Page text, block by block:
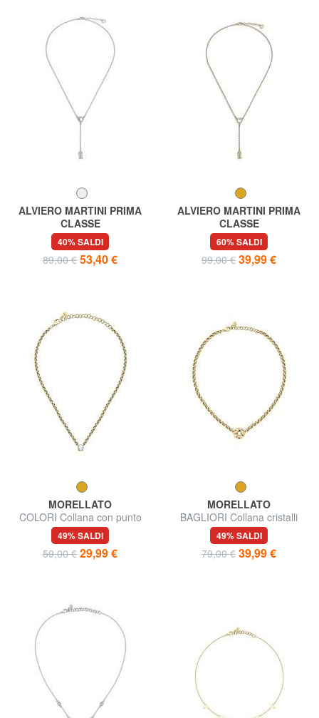
ALVIERO MARTINI PRIMA
CLASSE
BROADWAY Collana con
charm logo e zirconi
40% SALDI
89,00 € 53,40 €
ALVIERO MARTINI PRIMA
CLASSE
BROADWAY Collana con
charm logo e zirconi
60% SALDI
99,00 € 39,99 €
MORELLATO
COLORI Collana con punto
luce
49% SALDI
59,00 € 29,99 €
MORELLATO
BAGLIORI Collana cristalli
colorati
49% SALDI
79,00 € 39,99 €